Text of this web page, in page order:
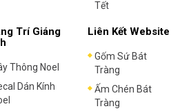
Tết
Trí Giáng
Thông Noel
Dán Kính
Liên Kết Website
Gốm Sứ Bát
Tràng
Ấm Chén Bát
Tràng